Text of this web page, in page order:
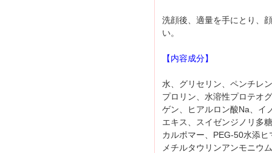
洗顔後、適量を手にとり、
い。
【内容成分】
水、グリセリン、ペンチレ
プロリン、水溶性プロテオ
ゲン、ヒアルロン酸Na、イ
エキス、スイゼンジノリ多
カルポマー、PEG-50水添
メチルタウリンアンモニウ